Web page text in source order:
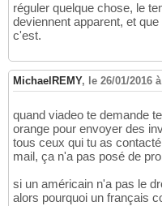
réguler quelque chose, le
deviennent apparent, et
c'est.
MichaelREMY, le 26/01/2016
quand viadeo te demande
orange pour envoyer des
tous ceux qui tu as
mail, ça n'a pas posé de
si un américain n'a pas le
alors pourquoi un français